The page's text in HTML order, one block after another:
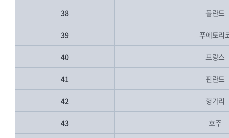
38 폴란드
39 푸에토리
40 프랑스
41 핀란드
42 헝가리
43 호주